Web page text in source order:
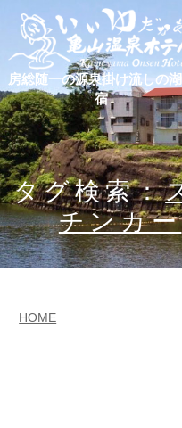
房総随一の源泉掛け流しの
宿
タグ検索：
チンカー
HOME